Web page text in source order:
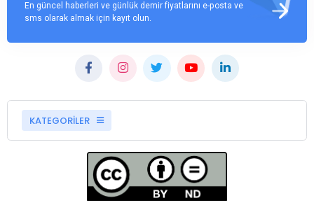
En güncel haberleri ve günlük demir fiyatlarını e-posta ve
sms olarak almak için kayıt olun.
KATEGORİLER